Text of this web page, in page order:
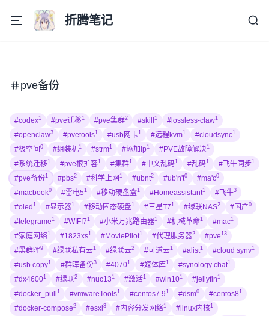
折腾笔记
pve备份
#codex1 #pve迁移1 #pve集群2 #skill 1 #lossless-claw1
#openclaw3 #pvetools1 #usb网卡1 #远程kvm1 #cloudsync1
#极空间 0 #组装机1 #strm1 #添加ip1 #PVE故障解决1
#系统迁移1 #pve根扩容1 #集群1 #中文乱码1 #乱码1 #飞牛同步1
#pve备份1 #pbs2 #科学上网 1 #ubnt2 #ub'n't0 #ma'c0
#macbook0 #雷电5 1 #移动硬盘盒1 #Homeassistant1 #飞牛3
#oled 1 #显示器1 #移动固态硬盘1 #三星T7 1 #绿联NAS2 #国产0
#telegrame 1 #WIFI7 1 #小米万兆路由器1 #机械革命1 #mac1
#家庭网络1 #1823xs1 #MoviePilot1 #代理服务器2 #pve 13
#黑群晖9 #绿联私有云1 #绿联云2 #可道云1 #alist1 #cloud synv1
#usb copy1 #群晖备份3 #40701 #媒体库1 #synology chat1
#dx46001 #绿联2 #nuc13 1 #激活1 #win101 #jellyfin 1
#docker_pull 1 #vmwareTools1 #centos7.9 1 #dsm0 #centos81
#docker-compose2 #esxi3 #内容分发网络1 #linux内核1